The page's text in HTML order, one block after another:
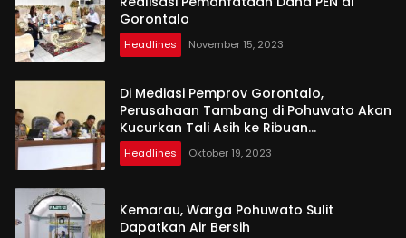
Gorontalo
Headlines November 15, 2023
Di Mediasi Pemprov Gorontalo,
Perusahaan Tambang di Pohuwato Akan
Kucurkan Tali Asih ke Ribuan
Penambang
Headlines Oktober 19, 2023
Kemarau, Warga Pohuwato Sulit
Dapatkan Air Bersih